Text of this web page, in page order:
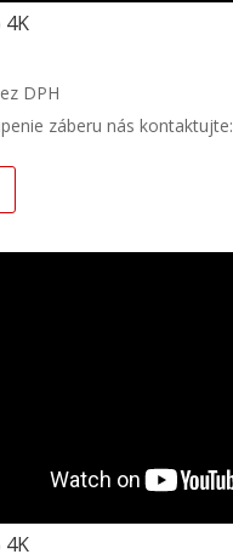
DPH
záberu nás kontaktujte: